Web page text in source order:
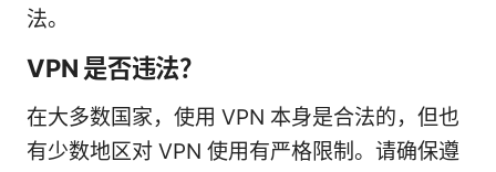
法。
VPN 是否违法？
在大多数国家，使用 VPN 本身是合法的，但也
有少数地区对 VPN 使用有严格限制。请确保遵